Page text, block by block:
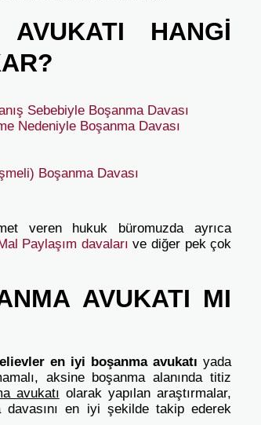
AVUKATI HANGİ
Sebebiyle Boşanma Davası
Nedeniyle Boşanma Davası
Boşanma Davası
veren hukuk büromuzda ayrıca
Paylaşım davalarıve diğer pek çok
AVUKATI MI
en iyi boşanma avukatı yada
aksine boşanma alanında titiz
avukatı olarak yapılan araştırmalar,
en iyi şekilde takip ederek